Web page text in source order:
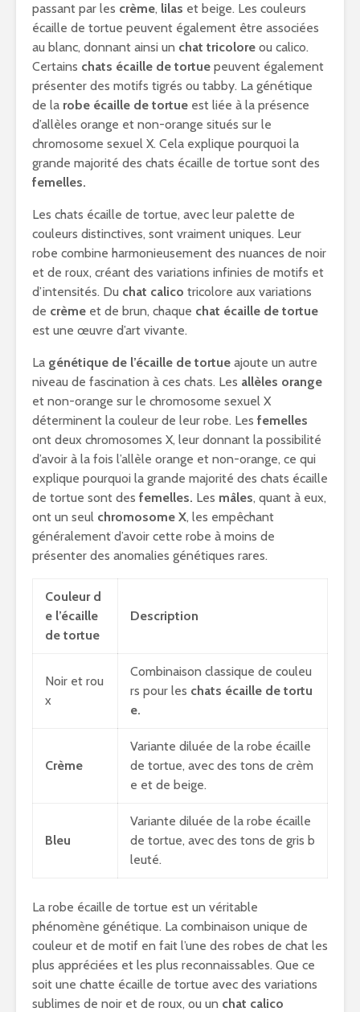
passant par les crème, lilas et beige. Les couleurs
écaille de tortue peuvent également être associées
au blanc, donnant ainsi un chat tricolore ou calico.
Certains chats écaille de tortue peuvent également
présenter des motifs tigrés ou tabby. La génétique
de la robe écaille de tortue est liée à la présence
d’allèles orange et non-orange situés sur le
chromosome sexuel X. Cela explique pourquoi la
grande majorité des chats écaille de tortue sont des
femelles.
Les chats écaille de tortue, avec leur palette de
couleurs distinctives, sont vraiment uniques. Leur
robe combine harmonieusement des nuances de noir
et de roux, créant des variations infinies de motifs et
d’intensités. Du chat calico tricolore aux variations
de crème et de brun, chaque chat écaille de tortue
est une œuvre d’art vivante.
La génétique de l’écaille de tortue ajoute un autre
niveau de fascination à ces chats. Les allèles orange
et non-orange sur le chromosome sexuel X
déterminent la couleur de leur robe. Les femelles
ont deux chromosomes X, leur donnant la possibilité
d’avoir à la fois l’allèle orange et non-orange, ce qui
explique pourquoi la grande majorité des chats écaille
de tortue sont des femelles. Les mâles, quant à eux,
ont un seul chromosome X, les empêchant
généralement d’avoir cette robe à moins de
présenter des anomalies génétiques rares.
Couleur d
e l’écaille
de tortue
Description
Noir et rou
x
Combinaison classique de couleu
rs pour les chats écaille de tortu
e.
Crème
Variante diluée de la robe écaille
de tortue, avec des tons de crèm
e et de beige.
Bleu
Variante diluée de la robe écaille
de tortue, avec des tons de gris b
leuté.
La robe écaille de tortue est un véritable
phénomène génétique. La combinaison unique de
couleur et de motif en fait l’une des robes de chat les
plus appréciées et les plus reconnaissables. Que ce
soit une chatte écaille de tortue avec des variations
sublimes de noir et de roux, ou un chat calico